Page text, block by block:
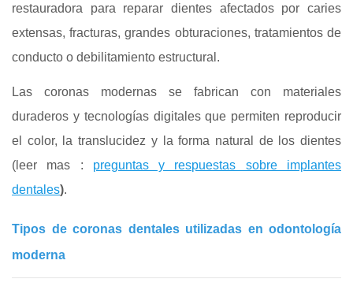
restauradora para reparar dientes afectados por caries
extensas, fracturas, grandes obturaciones, tratamientos de
conducto o debilitamiento estructural.
Las coronas modernas se fabrican con materiales
duraderos y tecnologías digitales que permiten reproducir
el color, la translucidez y la forma natural de los dientes
(leer mas : preguntas y respuestas sobre implantes
dentales).
Tipos de coronas dentales utilizadas en odontología
moderna